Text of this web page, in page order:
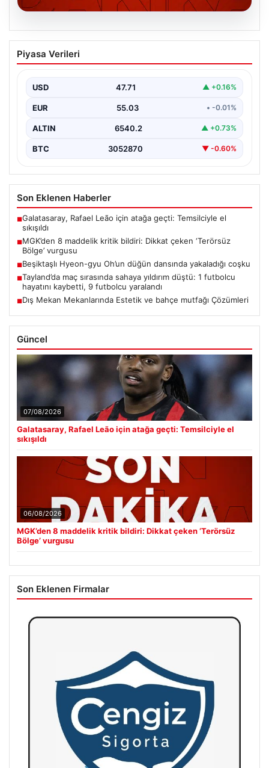
MGK’den 8 maddelik kritik bildiri: Dikkat
çeken ‘Terörsüz Bölge’ vurgusu
Piyasa Verileri
USD 47.71 ▲ +0.16%
EUR 55.03 • -0.01%
ALTIN 6540.2 ▲ +0.73%
BTC 3052870 ▼ -0.60%
Son Eklenen Haberler
■Galatasaray, Rafael Leão için atağa geçti: Temsilciyle el
sıkışıldı
■MGK’den 8 maddelik kritik bildiri: Dikkat çeken ‘Terörsüz
Bölge’ vurgusu
■Beşiktaşlı Hyeon-gyu Oh’un düğün dansında yakaladığı coşku
■Tayland’da maç sırasında sahaya yıldırım düştü: 1 futbolcu
hayatını kaybetti, 9 futbolcu yaralandı
■Dış Mekan Mekanlarında Estetik ve bahçe mutfağı Çözümleri
Güncel
07/08/2026
Galatasaray, Rafael Leão için atağa geçti: Temsilciyle el
sıkışıldı
06/08/2026
MGK’den 8 maddelik kritik bildiri: Dikkat çeken ‘Terörsüz
Bölge’ vurgusu
Son Eklenen Firmalar